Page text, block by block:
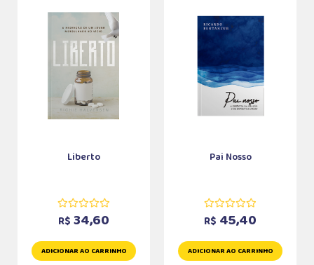
Liberto
R$ 34,60
ADICIONAR AO CARRINHO
Pai Nosso
R$ 45,40
ADICIONAR AO CARRINHO